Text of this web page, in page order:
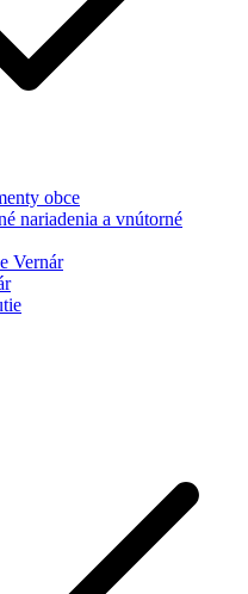
obce
nariadenia a vnútorné
Vernár